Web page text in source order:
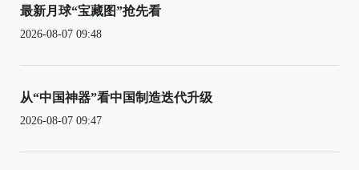
最新月球“宝藏图”抢先看
2026-08-07 09:48
从“中国神器”看中国制造迭代升级
2026-08-07 09:47